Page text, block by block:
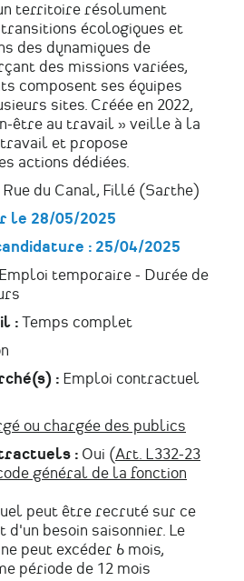
territoire résolument
écologiques et
des dynamiques de
des missions variées,
composent ses équipes
sites. Créée en 2022,
être au travail » veille à la
et propose
actions dédiées.
Rue du Canal, Fillé (Sarthe)
le 28/05/2025
: 25/04/2025
Emploi temporaire - Durée de
: Temps complet
: Emploi contractuel
ou chargée des publics
: Oui (Art. L332-23
général de la fonction
peut être recruté sur ce
besoin saisonnier. Le
peut excéder 6 mois,
période de 12 mois